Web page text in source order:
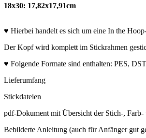
18x30: 17,82x17,91cm
♥ Hierbei handelt es sich um eine In the
Der Kopf wird komplett im Stickrahmen
♥ Folgende Formate sind enthalten: PES,
Lieferumfang
Stickdateien
pdf-Dokument mit Übersicht der Stich-, Farb-
Bebilderte Anleitung (auch für Anfänger gut